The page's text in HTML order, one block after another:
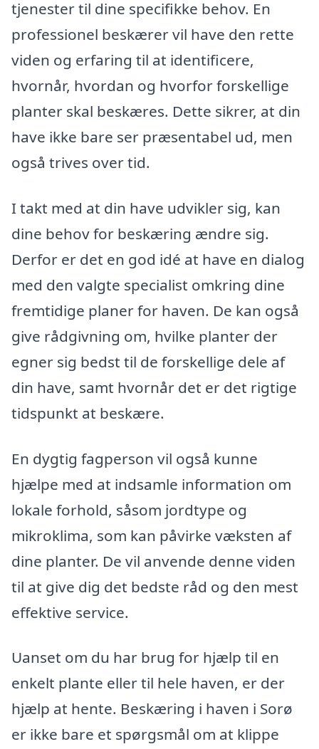
tjenester til dine specifikke behov. En
professionel beskærer vil have den rette
viden og erfaring til at identificere,
hvornår, hvordan og hvorfor forskellige
planter skal beskæres. Dette sikrer, at din
have ikke bare ser præsentabel ud, men
også trives over tid.
I takt med at din have udvikler sig, kan
dine behov for beskæring ændre sig.
Derfor er det en god idé at have en dialog
med den valgte specialist omkring dine
fremtidige planer for haven. De kan også
give rådgivning om, hvilke planter der
egner sig bedst til de forskellige dele af
din have, samt hvornår det er det rigtige
tidspunkt at beskære.
En dygtig fagperson vil også kunne
hjælpe med at indsamle information om
lokale forhold, såsom jordtype og
mikroklima, som kan påvirke væksten af
dine planter. De vil anvende denne viden
til at give dig det bedste råd og den mest
effektive service.
Uanset om du har brug for hjælp til en
enkelt plante eller til hele haven, er der
hjælp at hente. Beskæring i haven i Sorø
er ikke bare et spørgsmål om at klippe